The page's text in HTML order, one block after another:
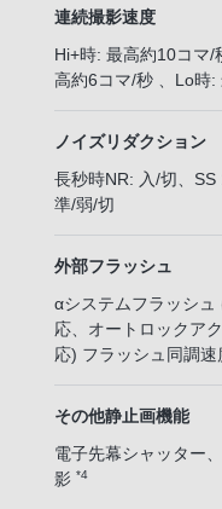
連続撮影速度
Hi+時: 最高約10コマ
高約6コマ/秒 、Lo時:
ノイズリダクション
長秒時NR: 入/切、
準/弱/切
外部フラッシュ
αシステムフラッシ
応、オートロックア
応) フラッシュ同調
その他静止画機能
電子先幕シャッター
影 *4